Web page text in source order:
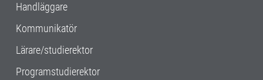
Handläggare
Kommunikatör
Lärare/studierektor
Programstudierektor